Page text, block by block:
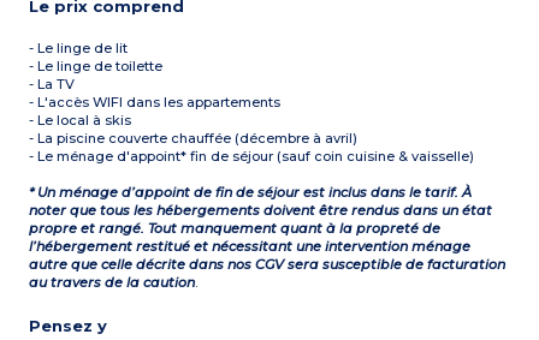
Le prix comprend
- Le linge de lit
- Le linge de toilette
- La TV
- L'accès WIFI dans les appartements
- Le local à skis
- La piscine couverte chauffée (décembre à avril)
- Le ménage d'appoint* fin de séjour (sauf coin cuisine & vaisselle)
* Un ménage d’appoint de fin de séjour est inclus dans le tarif. À
noter que tous les hébergements doivent être rendus dans un état
propre et rangé. Tout manquement quant à la propreté de
l’hébergement restitué et nécessitant une intervention ménage
autre que celle décrite dans nos CGV sera susceptible de facturation
au travers de la caution.
Pensez y